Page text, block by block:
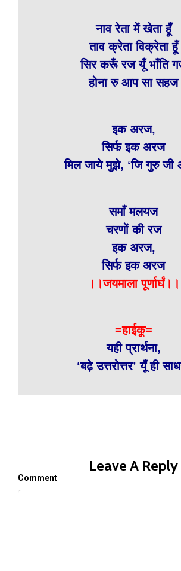
नाव रेता में खेता हूँ
ताव क्रेता विक्रेता हूँ
सिर करूँ रज यूँ भाँति
होना रु आप सा सहज
इक अरज,
सिर्फ इक अरज
मिल जाये मुझे, ‘जि गुरु
समाँ मलयज
चरणों की रज
इक अरज,
सिर्फ इक अरज
।।जयमाला पूर्णार्घं।।
=हाईकू=
यही प्रार्थना,
‘बढ़े उत्तरोत्तर’ यूँ ही
Leave A Reply
Comment